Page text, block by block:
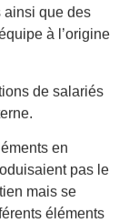
ainsi que des
à l’origine
de salariés
en
pas le
mais se
éléments